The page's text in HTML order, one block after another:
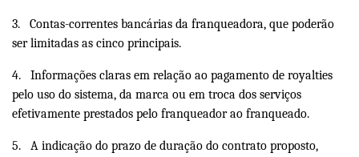
3. Contas-correntes bancárias da franqueadora, que poderão
ser limitadas as cinco principais.
4. Informações claras em relação ao pagamento de royalties
pelo uso do sistema, da marca ou em troca dos serviços
efetivamente prestados pelo franqueador ao franqueado.
5.
A indicação do prazo de duração do contrato proposto,